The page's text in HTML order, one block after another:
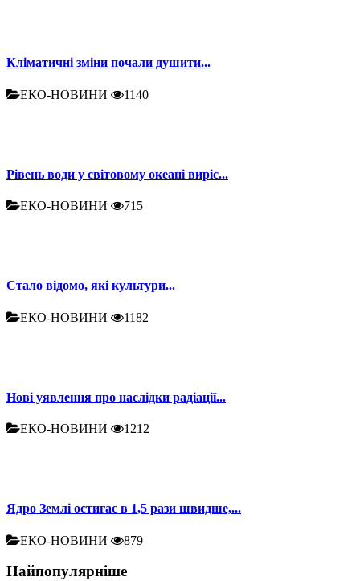
Кліматичні зміни почали душити...
ЕКО-НОВИНИ 1140
Рівень води у світовому океані виріс...
ЕКО-НОВИНИ 715
Стало відомо, які культури...
ЕКО-НОВИНИ 1182
Нові уявлення про наслідки радіації...
ЕКО-НОВИНИ 1212
Ядро Землі остигає в 1,5 рази швидше,...
ЕКО-НОВИНИ 879
Найпопулярніше